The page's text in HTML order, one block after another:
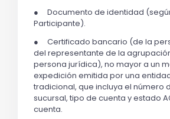
● Documento de identidad
Participante).
● Certificado bancario (de la
del representante de la
persona jurídica), no mayor a un
expedición emitida por una
tradicional, que incluya el número
sucursal, tipo de cuenta y estado
cuenta.